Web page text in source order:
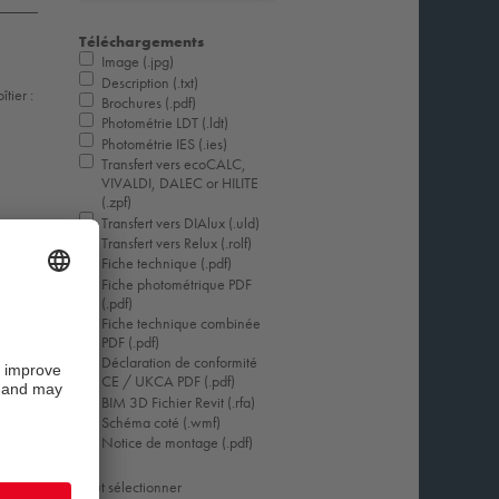
Téléchargements
Image (.jpg)
Description (.txt)
Brochures (.pdf)
Photométrie LDT (.ldt)
Photométrie IES (.ies)
Transfert vers ecoCALC,
VIVALDI, DALEC or HILITE
(.zpf)
Transfert vers DIAlux (.uld)
Transfert vers Relux (.rolf)
Fiche technique (.pdf)
Fiche photométrique PDF
(.pdf)
Fiche technique combinée
PDF (.pdf)
Déclaration de conformité
CE / UKCA PDF (.pdf)
BIM 3D Fichier Revit (.rfa)
Schéma coté (.wmf)
Notice de montage (.pdf)
Tout sélectionner
: